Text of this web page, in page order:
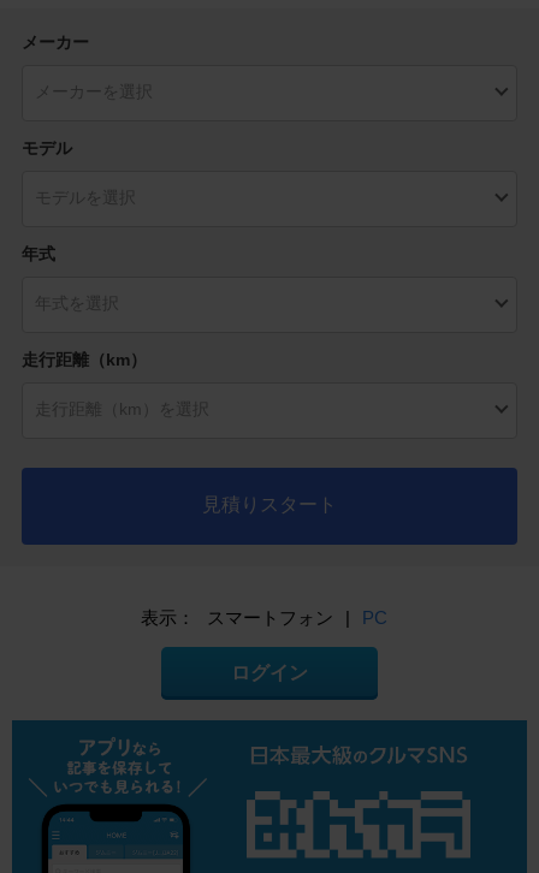
メーカー
モデル
年式
走行距離（km）
見積りスタート
表示： スマートフォン | PC
ログイン